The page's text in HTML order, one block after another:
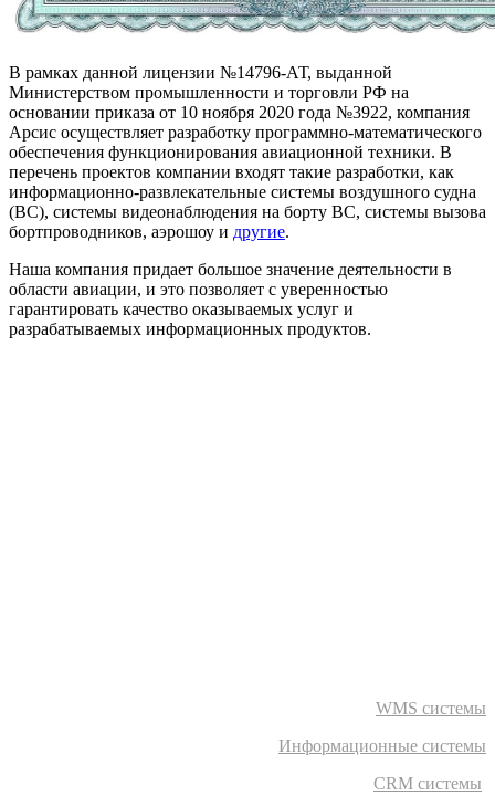
В рамках данной лицензии №14796-АТ, выданной
Министерством промышленности и торговли РФ на
основании приказа от 10 ноября 2020 года №3922, компания
Арсис осуществляет разработку программно-математического
обеспечения функционирования авиационной техники. В
перечень проектов компании входят такие разработки, как
информационно-развлекательные системы воздушного судна
(ВС), системы видеонаблюдения на борту ВС, системы вызова
бортпроводников, аэрошоу и другие.
Наша компания придает большое значение деятельности в
области авиации, и это позволяет с уверенностью
гарантировать качество оказываемых услуг и
разрабатываемых информационных продуктов.
WMS системы
Информационные системы
CRM системы